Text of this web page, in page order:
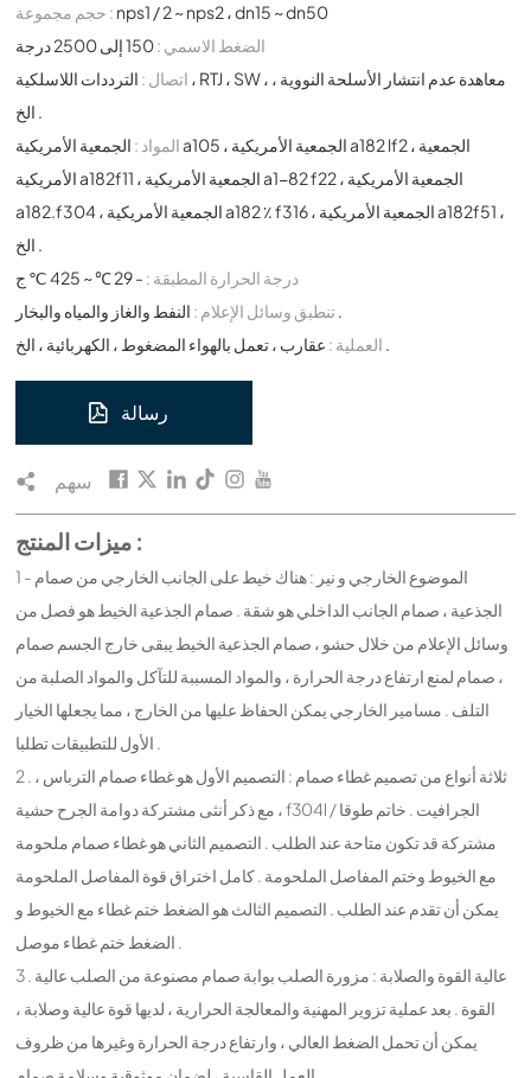
حجم مجموعة : nps1 / 2 ~ nps2 ، dn15 ~ dn50
الضغط الاسمي :150 إلى 2500 درجة
اتصال : الترددات اللاسلكية ، RTJ ، SW ، معاهدة عدم انتشار الأسلحة النووية ،
الخ .
المواد : الجمعية الأمريكية a105 ، الجمعية الأمريكية a182 lf2 ، الجمعية
الأمريكية a182f11 ، الجمعية الأمريكية a1-82 f22 ، الجمعية الأمريكية
a182.f304 ، الجمعية الأمريكية a182 ٪ f316 ، الجمعية الأمريكية a182f51 ،
الخ .
درجة الحرارة المطبقة : - 29 ℃ ~ 425 ℃ ج
تنطبق وسائل الإعلام :النفط والغاز والمياه والبخار .
العملية : عقارب ، تعمل بالهواء المضغوط ، الكهربائية ، الخ .
رسالة
سهم
ميزات المنتج :
1 - الموضوع الخارجي و نير : هناك خيط على الجانب الخارجي من صمام
الجذعية ، صمام الجانب الداخلي هو شقة . صمام الجذعية الخيط هو فصل من
وسائل الإعلام من خلال حشو ، صمام الجذعية الخيط يبقى خارج الجسم صمام
، صمام لمنع ارتفاع درجة الحرارة ، والمواد المسببة للتآكل والمواد الصلبة من
التلف . مسامير الخارجي يمكن الحفاظ عليها من الخارج ، مما يجعلها الخيار
الأول للتطبيقات تطلبا .
2 . ثلاثة أنواع من تصميم غطاء صمام : التصميم الأول هو غطاء صمام الترباس ،
مع ذكر أنثى مشتركة دوامة الجرح حشية ، f304l / الجرافيت . خاتم طوقا
مشتركة قد تكون متاحة عند الطلب . التصميم الثاني هو غطاء صمام ملحومة
مع الخيوط وختم المفاصل الملحومة . كامل اختراق قوة المفاصل الملحومة
يمكن أن تقدم عند الطلب . التصميم الثالث هو الضغط ختم غطاء مع الخيوط و
الضغط ختم غطاء موصل .
3 . عالية القوة والصلابة : مزورة الصلب بوابة صمام مصنوعة من الصلب عالية
القوة . بعد عملية تزوير المهنية والمعالجة الحرارية ، لديها قوة عالية وصلابة ،
يمكن أن تحمل الضغط العالي ، وارتفاع درجة الحرارة وغيرها من ظروف